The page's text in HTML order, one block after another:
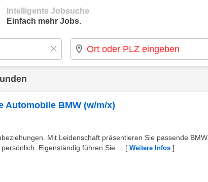
Intelligente Jobsuche
Einfach mehr Jobs.
Automobile BMW (w/m/x)
Mit Leidenschaft präsentieren Sie passende BMW
Eigenständig führen Sie ...
[ Weitere Infos ]